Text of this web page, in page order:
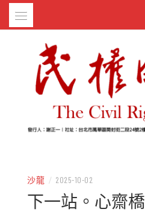
Skip
沙龍 / 2025-10-02
下一站。心齋橋